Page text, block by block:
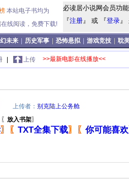
本站电子书均为
线阅读，免费下载!
必读居小说网会员功
『注册』 或 『登录』
未来 历史军事 恐怖悬拟 游戏竞技 耽
上传 >>最新电影在线播放<<
上传者： 别克陆上公务舱
〖 放入书架〗
〗 〖 TXT全集下载〗 〖你可能喜欢